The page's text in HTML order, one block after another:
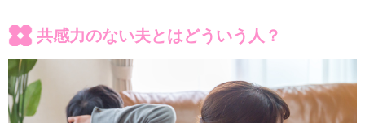
共感力のない夫とはどういう人？